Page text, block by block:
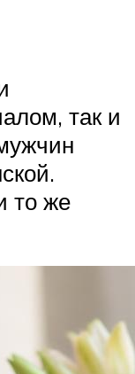
так и
то же